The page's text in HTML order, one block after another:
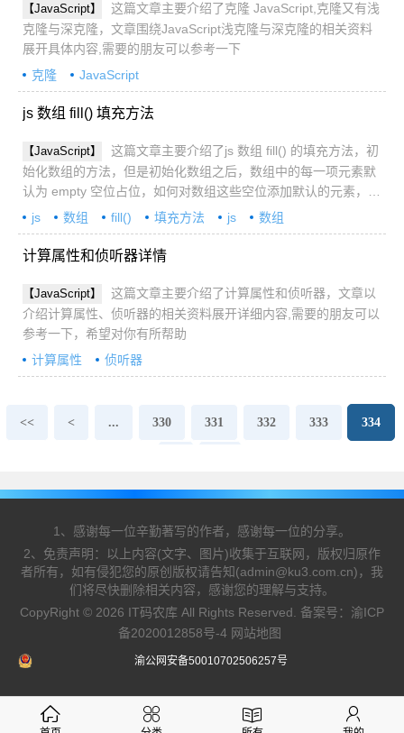
【JavaScript】
这篇文章主要介绍了克隆 JavaScript,克隆又有浅
克隆与深克隆，文章围绕JavaScript浅克隆与深克隆的相关资料
展开具体内容,需要的朋友可以参考一下
克隆
JavaScript
js 数组 fill() 填充方法
【JavaScript】
这篇文章主要介绍了js 数组 fill() 的填充方法，初
始化数组的方法，但是初始化数组之后，数组中的每一项元素默
认为 empty 空位占位，如何对数组这些空位添加默认的元素，
ES6提供了 fill() 方法实现这一操作。本文总结数组 fill() 方法的详
细使用,需要的朋友可以参考一下
js 数组 fill() 填充方法 js
数组
fill()填充方法
计算属性和侦听器详情
【JavaScript】
这篇文章主要介绍了计算属性和侦听器，文章以
介绍计算属性、侦听器的相关资料展开详细内容,需要的朋友可以
参考一下，希望对你有所帮助
计算属性
侦听器
<< < ... 330 331 332 333 334
1、感谢每一位辛勤著写的作者，感谢每一位的分享。
2、免责声明：以上内容(文字、图片)收集于互联网，版权归原作
者所有，如有侵犯您的原创版权请告知(admin@ku3.com.cn)，我
们将尽快删除相关内容，感谢您的理解与支持。
CopyRight © 2026 IT码农库 All Rights Reserved. 备案号： 渝ICP
备2020012858号-4 网站地图
渝公网安备50010702506257号